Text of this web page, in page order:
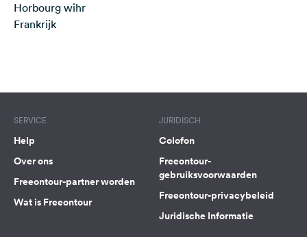
Volg
Horbourg wihr
Frankrijk
SERVICE
Help
Over ons
Freeontour-partner worden
Wat is Freeontour
JURIDISCH
Colofon
Freeontour-
gebruiksvoorwaarden
Freeontour-privacybeleid
Juridische Informatie